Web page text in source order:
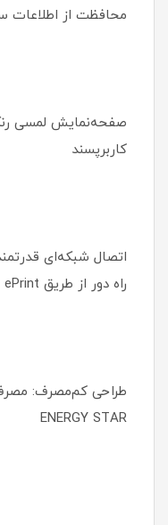
محافظت از اطلاعات
صفحه‌نمایش لمسی
کاربرپسند
اتصال شبکه‌ای
راه دور از طریق HP ePrint و AirPrint
طراحی کم‌مصرف: مصرف
ENERGY STAR